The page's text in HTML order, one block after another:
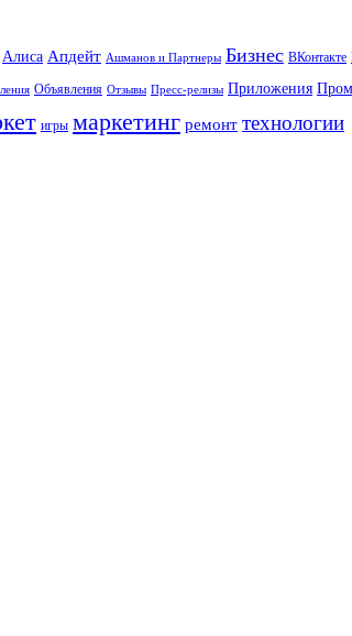
Алиса Апдейт Ашманов и Партнеры Бизнес ВКонтакте
Объявления Отзывы Пресс-релизы Приложения
игры маркетинг ремонт технологии